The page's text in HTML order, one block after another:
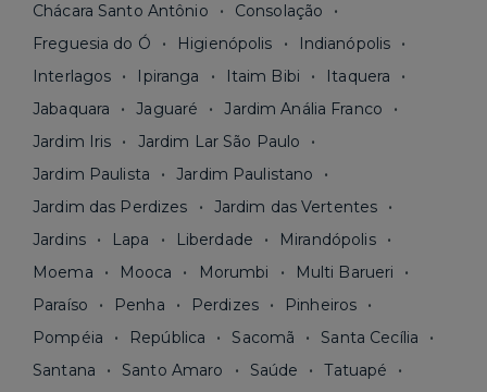
Chácara Santo Antônio
Consolação
Freguesia do Ó
Higienópolis
Indianópolis
Interlagos
Ipiranga Itaim Bibi
Itaquera
Jabaquara
Jaguaré
Jardim Anália Franco
Jardim Iris
Jardim Lar São Paulo
Jardim Paulista
Jardim Paulistano
Jardim das Perdizes
Jardim das Vertentes
Jardins
Lapa Liberdade
Mirandópolis
Moema
Mooca Morumbi
Multi Barueri
Paraíso
Penha Perdizes
Pinheiros
Pompéia
República Sacomã
Santa Cecília
Santana
Santo Amaro Saúde
Tatuapé